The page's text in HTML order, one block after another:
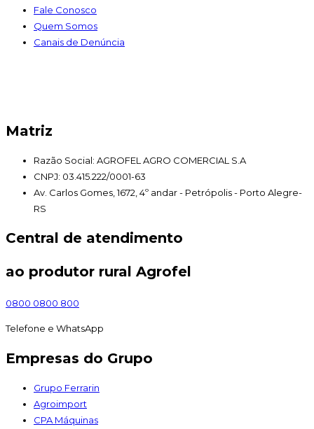
Fale Conosco
Quem Somos
Canais de Denúncia
Matriz
Razão Social: AGROFEL AGRO COMERCIAL S.A
CNPJ: 03.415.222/0001-63
Av. Carlos Gomes, 1672, 4º andar - Petrópolis - Porto Alegre-
RS
Central de atendimento
ao produtor rural Agrofel
0800 0800 800
Telefone e WhatsApp
Empresas do Grupo
Grupo Ferrarin
Agroimport
CPA Máquinas